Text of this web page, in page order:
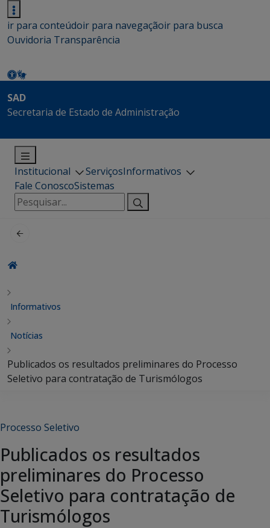
ir para conteúdoir para navegaçãoir para busca
Ouvidoria Transparência
SAD
Secretaria de Estado de Administração
Institucional ServiçosInformativos
Fale ConoscoSistemas
Pesquisar
por:
Informativos
Notícias
Publicados os resultados preliminares do Processo
Seletivo para contratação de Turismólogos
Processo Seletivo
Publicados os resultados
preliminares do Processo
Seletivo para contratação de
Turismólogos